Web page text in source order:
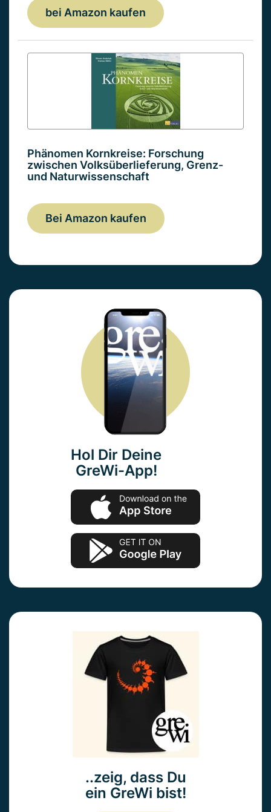
bei Amazon kaufen
Phänomen Kornkreise: Forschung
zwischen Volksüberlieferung, Grenz-
und Naturwissenschaft
Bei Amazon kaufen
Hol Dir Deine
GreWi-App!
..zeig, dass Du
ein GreWi bist!